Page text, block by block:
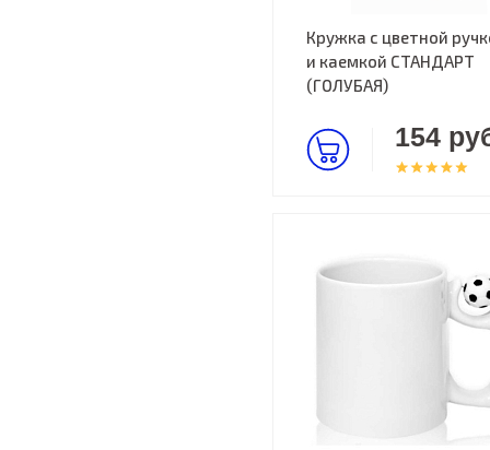
Кружка с цветной
и каемкой СТАНДАРТ
(ГОЛУБАЯ)
154